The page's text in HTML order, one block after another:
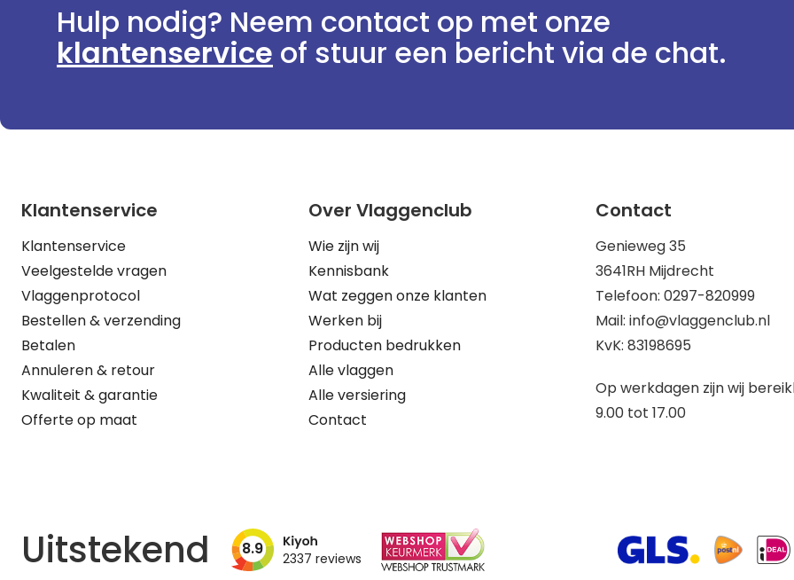
Hulp nodig? Neem contact op met onze
klantenservice of stuur een bericht via de chat.
Klantenservice
Klantenservice
Veelgestelde vragen
Vlaggenprotocol
Bestellen & verzending
Betalen
Annuleren & retour
Kwaliteit & garantie
Offerte op maat
Over Vlaggenclub
Wie zijn wij
Kennisbank
Wat zeggen onze klanten
Werken bij
Producten bedrukken
Alle vlaggen
Alle versiering
Contact
Contact
Genieweg 35
3641RH Mijdrecht
Telefoon: 0297-820999
Mail: info@vlaggenclub.nl
KvK: 83198695
Op werkdagen zijn wij
9.00 tot 17.00
Uitstekend 8.9 2337 reviews